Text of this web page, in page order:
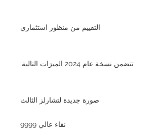
التقييم من منظور استثماري
تتضمن نسخة عام 2024 الميزات التالية:
صورة جديدة لتشارلز الثالث
نقاء عالي 9999